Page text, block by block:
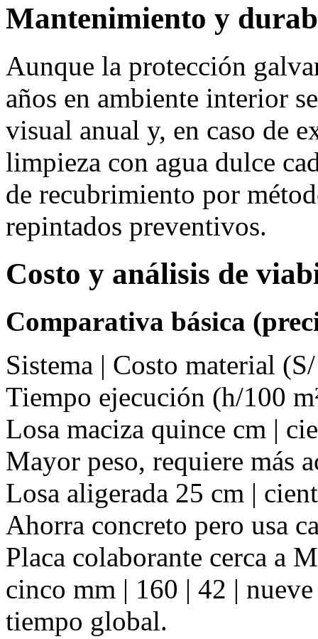
Mantenimiento y
Aunque la protección
años en ambiente interior
visual anual y, en caso de
limpieza con agua dulce
de recubrimiento por
repintados preventivos.
Costo y análisis de
Comparativa básica
Sistema | Costo material
Tiempo ejecución (h/100
Losa maciza quince cm |
Mayor peso, requiere más
Losa aligerada 25 cm |
Ahorra concreto pero usa
Placa colaborante cerca a
cinco mm | 160 | 42 |
tiempo global.